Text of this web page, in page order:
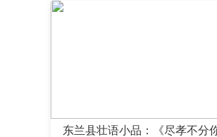
东兰县壮语小品：《尽孝不分